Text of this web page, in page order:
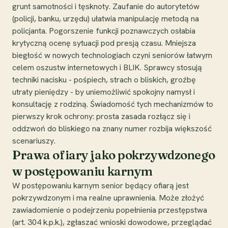
grunt samotności i tęsknoty. Zaufanie do autorytetów
(policji, banku, urzędu) ułatwia manipulację metodą na
policjanta. Pogorszenie funkcji poznawczych osłabia
krytyczną ocenę sytuacji pod presją czasu. Mniejsza
biegłość w nowych technologiach czyni seniorów łatwym
celem oszustw internetowych i BLIK. Sprawcy stosują
techniki nacisku - pośpiech, strach o bliskich, groźbę
utraty pieniędzy - by uniemożliwić spokojny namysł i
konsultację z rodziną. Świadomość tych mechanizmów to
pierwszy krok ochrony: prosta zasada rozłącz się i
oddzwoń do bliskiego na znany numer rozbija większość
scenariuszy.
Prawa ofiary jako pokrzywdzonego
w postępowaniu karnym
W postępowaniu karnym senior będący ofiarą jest
pokrzywdzonym i ma realne uprawnienia. Może złożyć
zawiadomienie o podejrzeniu popełnienia przestępstwa
(art. 304 k.p.k.), zgłaszać wnioski dowodowe, przeglądać